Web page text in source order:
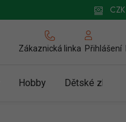
CZK
Zákaznická linka Přihlášení
Hobby Dětské zboží a